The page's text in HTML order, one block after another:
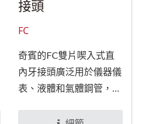
接頭
FC
奇賓的FC雙片喫入式直
內牙接頭廣泛用於儀器儀
表、液體和氣體鋼管，經
品與醫療設備。